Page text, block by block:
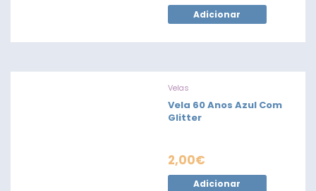
Adicionar
Velas
Vela 60 Anos Azul Com
Glitter
2,00€
Adicionar